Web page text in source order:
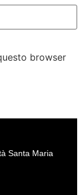
browser
Santa Maria